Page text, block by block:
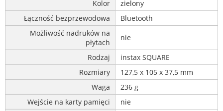
Kolor
zielony
Łączność bezprzewodowa
Bluetooth
Możliwość nadruków na
płytach
nie
Rodzaj
instax SQUARE
Rozmiary
127,5 x 105 x 37,5 mm
Waga
236 g
Wejście na karty pamięci
nie